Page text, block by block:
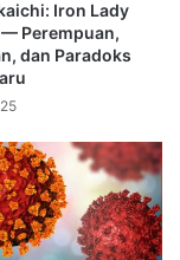
Iron Lady
Perempuan,
dan Paradoks